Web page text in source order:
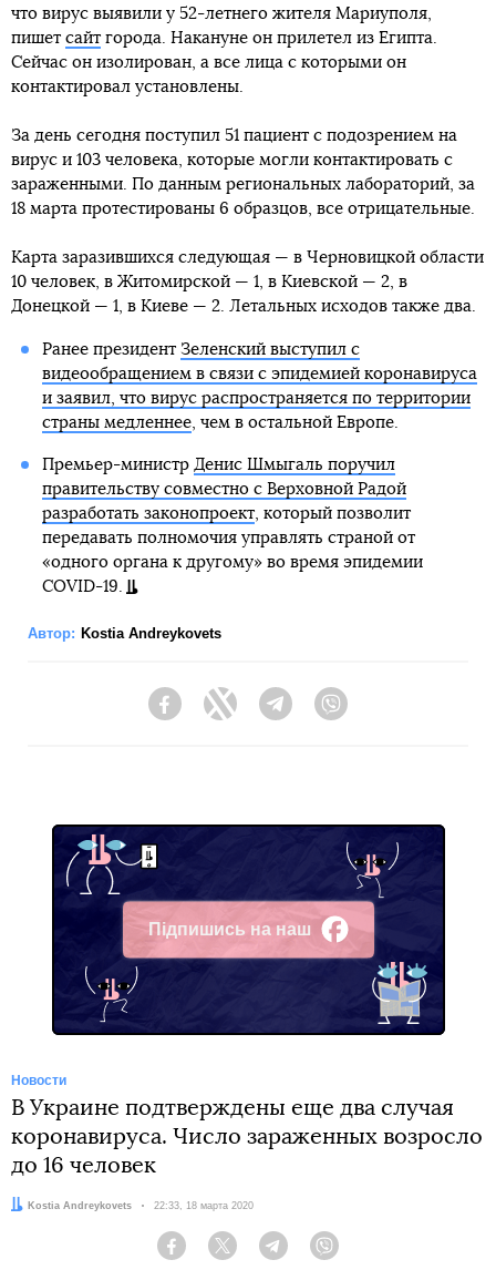
что вирус выявили у 52-летнего жителя Мариуполя,
пишет сайт города. Накануне он прилетел из Египта.
Сейчас он изолирован, а все лица с которыми он
контактировал установлены.
За день сегодня поступил 51 пациент с подозрением на
вирус и 103 человека, которые могли контактировать с
зараженными. По данным региональных лабораторий, за
18 марта протестированы 6 образцов, все отрицательные.
Карта заразившихся следующая — в Черновицкой области
10 человек, в Житомирской — 1, в Киевской — 2, в
Донецкой — 1, в Киеве — 2. Летальных исходов также два.
Ранее президент Зеленский выступил с
видеообращением в связи с эпидемией коронавируса
и заявил, что вирус распространяется по территории
страны медленнее, чем в остальной Европе.
Премьер-министр Денис Шмыгаль поручил
правительству совместно с Верховной Радой
разработать законопроект, который позволит
передавать полномочия управлять страной от
«одного органа к другому» во время эпидемии
COVID-19.
Автор: Kostia Andreykovets
FacebookTwitter Telegram
Підпишись на наш
Facebook
Новости
В Украине подтверждены еще два случая
коронавируса. Число зараженных возросло
до 16 человек
Автор:Kostia Andreykovets Дата:
22:33, 18 марта 2020
Facebook Twitter Telegram